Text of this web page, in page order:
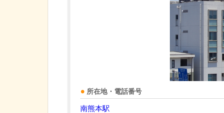
所在地・電話番号
南熊本駅